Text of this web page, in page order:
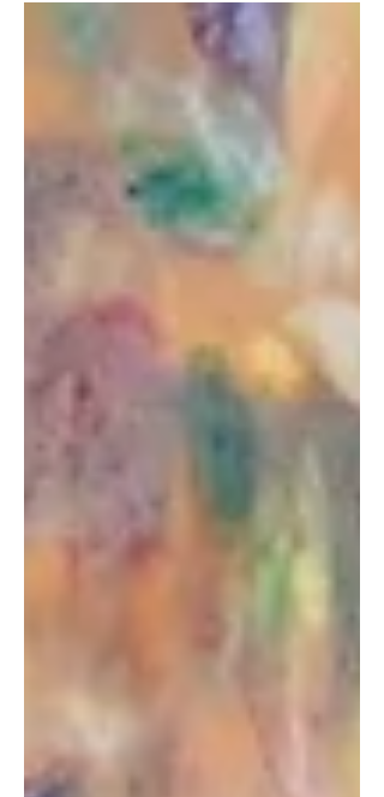
tecnología global que baja del cielo
con impunidad Los drones están
transformando el modo en que se
libran las guerras, desde Ucrania hasta
Gaza, pasando por el Sahel africano.
Estas aeronaves no tripuladas, antes
reservadas a potencias como Estados
Unidos o Israel, hoy circulan en al
menos 50 países y más de 65 grupos